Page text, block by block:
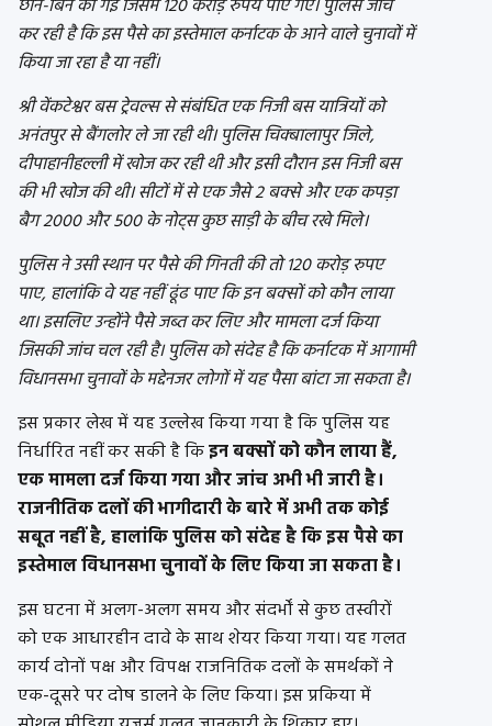
छान-बिन की गई जिसमें 120 करोड़ रुपये पाए गए। पुलिस जांच
कर रही है कि इस पैसे का इस्तेमाल कर्नाटक के आने वाले चुनावों में
किया जा रहा है या नहीं।
श्री वेंकटेश्वर बस ट्रेवल्स से संबंधित एक निजी बस यात्रियों को
अनंतपुर से बैंगलोर ले जा रही थी। पुलिस चिक्बालापुर जिले,
दीपाहानीहल्ली में खोज कर रही थी और इसी दौरान इस निजी बस
की भी खोज की थी। सीटों में से एक जैसे 2 बक्से और एक कपड़ा
बैग 2000 और 500 के नोट्स कुछ साड़ी के बीच रखे मिले।
पुलिस ने उसी स्थान पर पैसे की गिनती की तो 120 करोड़ रुपए
पाए, हालांकि वे यह नहीं ढूंढ पाए कि इन बक्सों को कौन लाया
था। इसलिए उन्होंने पैसे जब्त कर लिए और मामला दर्ज किया
जिसकी जांच चल रही है। पुलिस को संदेह है कि कर्नाटक में आगामी
विधानसभा चुनावों के मद्देनजर लोगों में यह पैसा बांटा जा सकता है।
इस प्रकार लेख में यह उल्लेख किया गया है कि पुलिस यह
निर्धारित नहीं कर सकी है किइन बक्सों को कौन लाया हैं,
एक मामला दर्ज किया गया और जांच अभी भी जारी है।
राजनीतिक दलों की भागीदारी के बारे में अभी तक कोई
सबूत नहीं है, हालांकि पुलिस को संदेह है कि इस पैसे का
इस्तेमाल विधानसभा चुनावों के लिए किया जा सकता है।
इस घटना में अलग-अलग समय और संदर्भों से कुछ तस्वीरों
को एक आधारहीन दावे के साथ शेयर किया गया। यह गलत
कार्य दोनों पक्ष और विपक्ष राजनितिक दलों के समर्थकों ने
एक-दूसरे पर दोष डालने के लिए किया। इस प्रकिया में